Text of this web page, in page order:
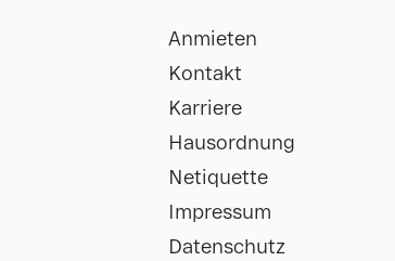
Anmieten
Kontakt
Karriere
Hausordnung
Netiquette
Impressum
Datenschutz